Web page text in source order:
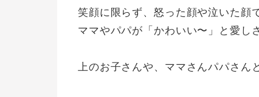
笑顔に限らず、怒った顔や泣いた顔
ママやパパが「かわいい〜」と愛し
上のお子さんや、ママさんパパさん